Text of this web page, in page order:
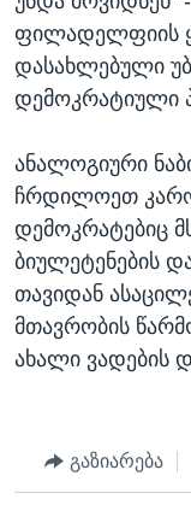
ფილადელფიის
დასახლებული
დემოკრატიული
ანალოგიური
ჩრდილოეთ
დემოკრატებიც
ბიულეტენების
თავიდან
მთავრობის
ახალი ვადების
გაზიარება